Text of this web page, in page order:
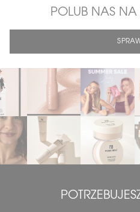
POLUB NAS NA